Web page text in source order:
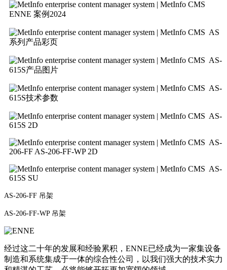
ENNE 案例2024
AS
系列产品彩页
AS-
615S产品图片
AS-
615S技术参数
AS-
615S 2D
AS-
206-FF AS-206-FF-WP 2D
AS-
615S SU
AS-206-FF 吊架
AS-206-FF-WP 吊架
经过这二十年的发展和经验累积，ENNE已经成为一家集设备
制造和系统集成于一体的综合性公司，以我们强大的技术实力